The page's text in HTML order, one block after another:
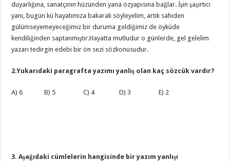
duyarlığına, sanatçının hüzünden yana özyapısına bağlar. İşin şaşırtıcı
yanı, bugün kü hayatımıza bakarak söyleyelim, artık sahiden
gülümseyemeyeceğimiz bir duruma geldiğimiz de öyküde
kendiliğinden saptanmıştır.Hayatta mutludur o günlerde, gel gelelim
yazarı tedirgin edebi bir ön sezi sözkonusudur.
2.Yukarıdaki paragrafta yazımı yanlış olan kaç sözcük vardır?
A) 6 B) 5 C) 4 D) 3 E) 2
3. Aşağıdaki cümlelerin hangisinde bir yazım yanlışı